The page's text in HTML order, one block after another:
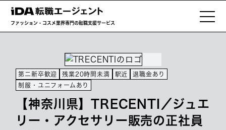
ファッション・コスメ業界専門の転職支援サービス
第二新卒歓迎 残業20時間未満 駅近
退職金あり
制服・ユニフォームあり
【神奈川県】TRECENTI／ジュエ
リー・アクセサリー販売の正社員